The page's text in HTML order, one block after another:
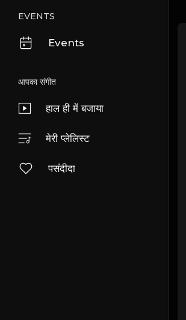
EVENTS
Events
आपका संगीत
हाल ही में बजाया
मेरी प्लेलिस्ट
पसंदीदा